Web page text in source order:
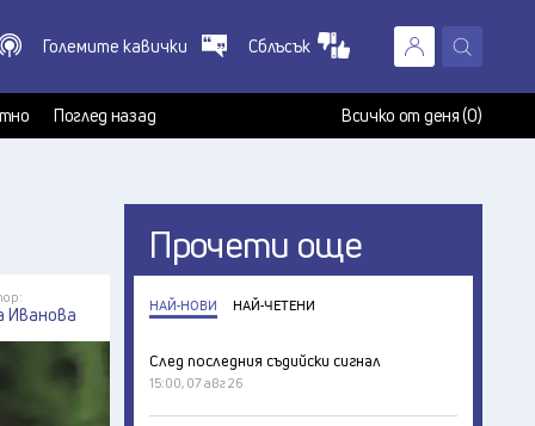
X
Големите кавички Сблъсък
Поглед назад Всичко от деня (0)
Иванова
Прочети още
НАЙ-НОВИ НАЙ-ЧЕТЕНИ
След последния съдийски сигнал
15:00, 07 авг 26